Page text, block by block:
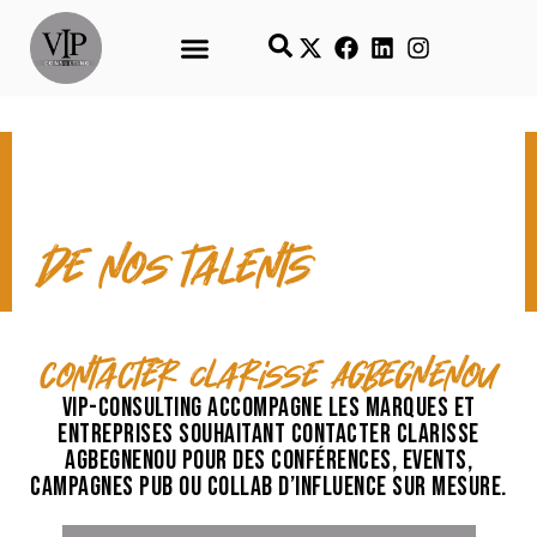
CONTACT & TEMPS FORTS
de nos talents
contacter Clarisse Agbegnenou
VIP-Consulting accompagne les marques et
entreprises souhaitant contacter Clarisse
Agbegnenou pour des conférences, events,
campagnes pub ou collab d’influence sur mesure.